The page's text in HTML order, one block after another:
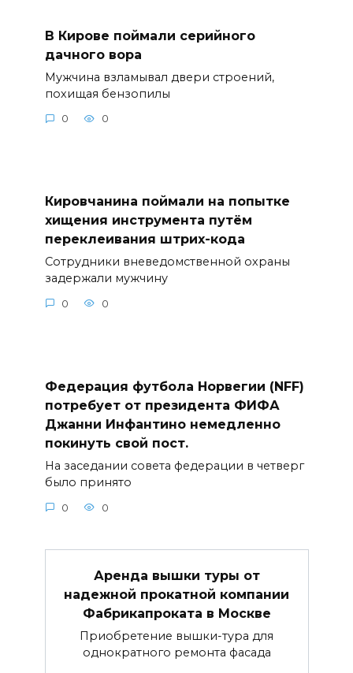
В Кирове поймали серийного
дачного вора
Мужчина взламывал двери строений,
похищая бензопилы
0 0
Кировчанина поймали на попытке
хищения инструмента путём
переклеивания штрих-кода
Сотрудники вневедомственной охраны
задержали мужчину
0 0
Федерация футбола Норвегии (NFF)
потребует от президента ФИФА
Джанни Инфантино немедленно
покинуть свой пост.
На заседании совета федерации в четверг
было принято
0 0
Аренда вышки туры от
надежной прокатной компании
Фабрикапроката в Москве
Приобретение вышки-тура для
однократного ремонта фасада